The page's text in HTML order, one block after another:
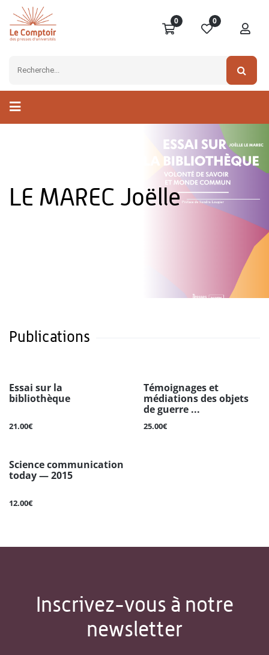
0 0
LE MAREC Joëlle
Publications
Essai sur la
bibliothèque
21.00€
Témoignages et
médiations des objets
de guerre ...
25.00€
Science communication
today — 2015
12.00€
Inscrivez-vous à notre
newsletter